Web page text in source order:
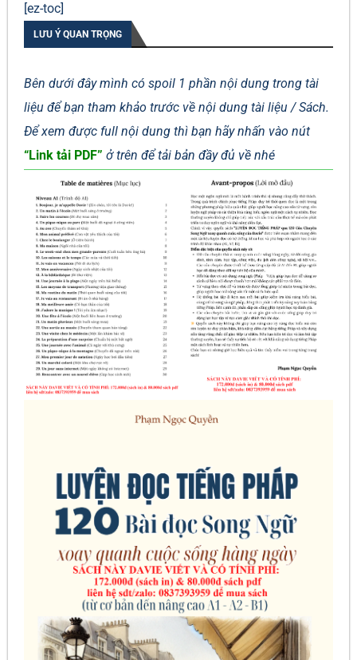
[ez-toc]
LƯU Ý QUAN TRỌNG
Bên dưới đây mình có spoil 1 phần nội dung trong tài
liệu để bạn tham khảo trước về nội dung tài liệu / Sách.
Để xem được full nội dung thì bạn hãy nhấn vào nút
“Link tải PDF” ở trên để tải bản đầy đủ về nhé